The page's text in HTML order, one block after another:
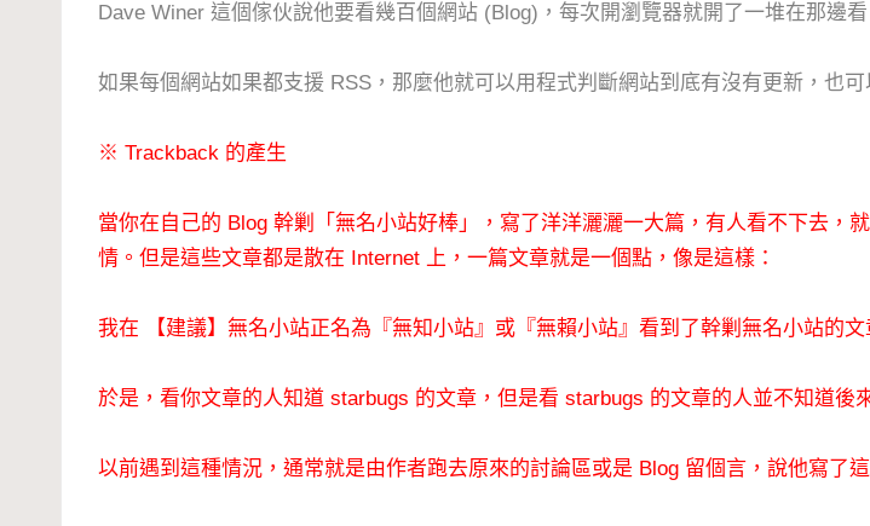
Dave Winer 這個傢伙說他要看幾百個網站 (Blog)，每次開瀏覽器就開了一堆在那邊
如果每個網站如果都支援 RSS，那麼他就可以用程式判斷網站到底有沒有更新，也可
※ Trackback 的產生
當你在自己的 Blog 幹剿「無名小站好棒」，寫了洋洋灑灑一大篇，有人看不下去，
情。 但是這些文章都是散在 Internet 上，一篇文章就是一個點，像是這樣：
我在 【建議】無名小站正名為『無知小站』或『無賴小站』 看到了幹剿 無名小站的
於是，看你文章的人知道 starbugs 的文章，但是看 starbugs 的文章的人並不知道後
以前遇到這種情況，通常就是由作者跑去原來的討論區或是 Blog 留個言， 說他寫了